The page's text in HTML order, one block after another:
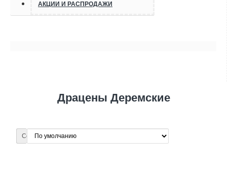
АКЦИИ И РАСПРОДАЖИ
Драцены Деремские
Сортировка: